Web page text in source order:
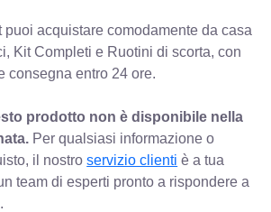
puoi acquistare comodamente da casa
Kit Completi e Ruotini di scorta, con
consegna entro 24 ore.
prodotto non è disponibile nella
Per qualsiasi informazione o
il nostroservizio clienti è a tua
team di esperti pronto a rispondere a